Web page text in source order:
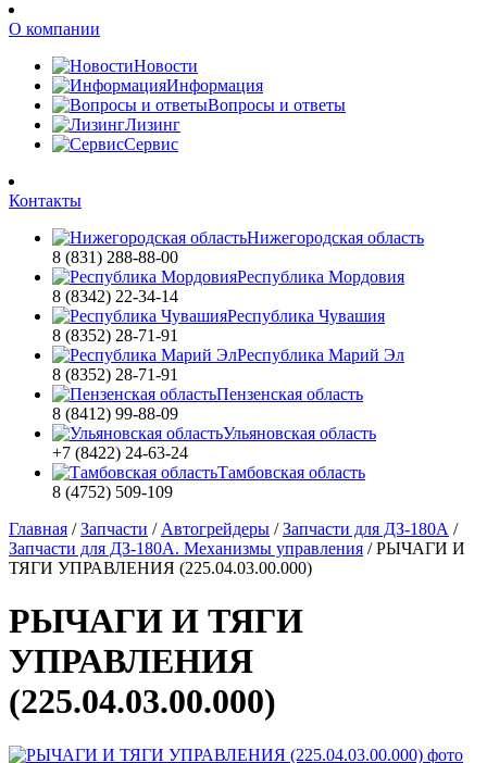
О компании
Новости
Информация
Вопросы и ответы
Лизинг
Сервис
Контакты
Нижегородская область
8 (831) 288-88-00
Республика Мордовия
8 (8342) 22-34-14
Республика Чувашия
8 (8352) 28-71-91
Республика Марий Эл
8 (8352) 28-71-91
Пензенская область
8 (8412) 99-88-09
Ульяновская область
+7 (8422) 24-63-24
Тамбовская область
8 (4752) 509-109
Главная /Запчасти / Автогрейдеры /Запчасти для ДЗ-180А /
Запчасти для ДЗ-180А. Механизмы управления /РЫЧАГИ И
ТЯГИ УПРАВЛЕНИЯ (225.04.03.00.000)
РЫЧАГИ И ТЯГИ
УПРАВЛЕНИЯ
(225.04.03.00.000)